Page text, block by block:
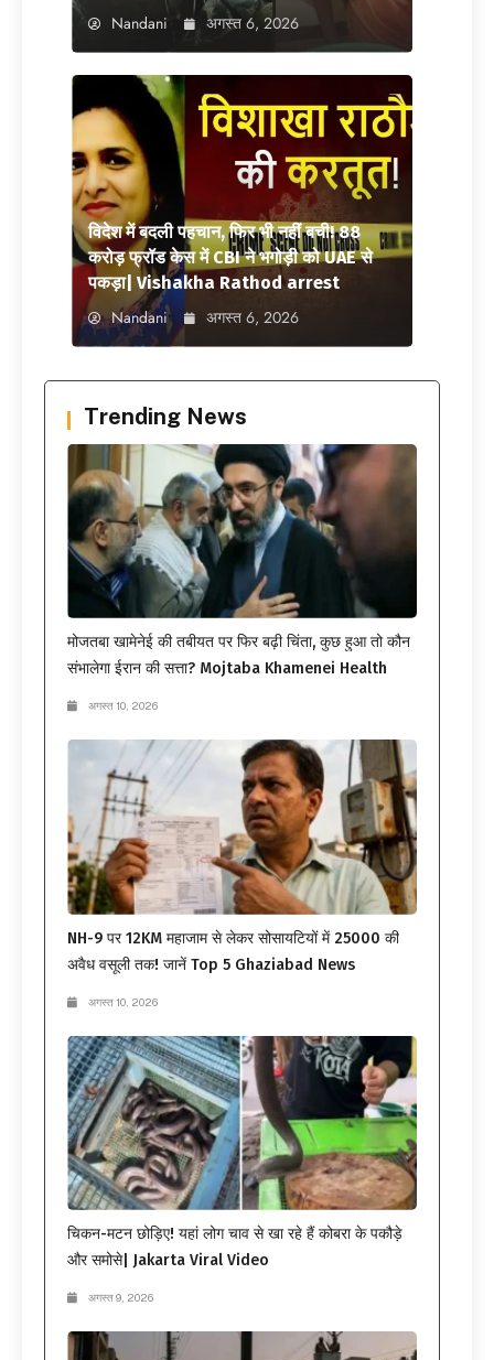
Nandani अगस्त 6, 2026
विदेश में बदली पहचान, फिर भी नहीं बची! 88
करोड़ फ्रॉड केस में CBI ने भगोड़ी को UAE से
पकड़ा| Vishakha Rathod arrest
Nandani अगस्त 6, 2026
Trending News
मोजतबा खामेनेई की तबीयत पर फिर बढ़ी चिंता, कुछ हुआ तो कौन
संभालेगा ईरान की सत्ता? Mojtaba Khamenei Health
अगस्त 10, 2026
NH-9 पर 12KM महाजाम से लेकर सोसायटियों में 25000 की
अवैध वसूली तक! जानें Top 5 Ghaziabad News
अगस्त 10, 2026
चिकन-मटन छोड़िए! यहां लोग चाव से खा रहे हैं कोबरा के पकौड़े
और समोसे| Jakarta Viral Video
अगस्त 9, 2026